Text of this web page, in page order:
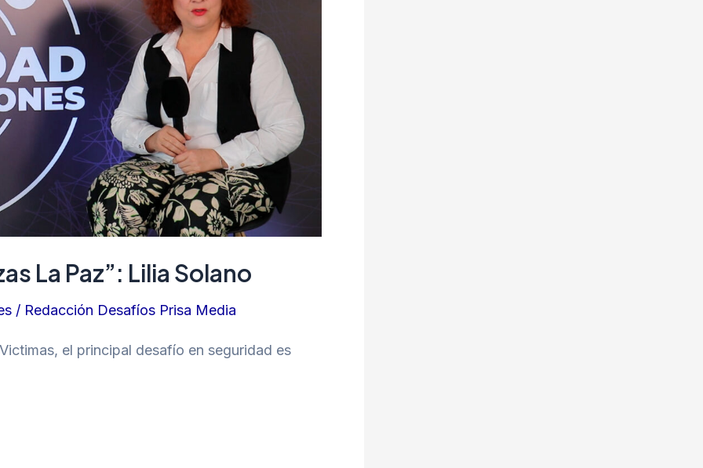
La Paz”: Lilia Solano
/ Redacción Desafíos Prisa Media
el principal desafío en seguridad es